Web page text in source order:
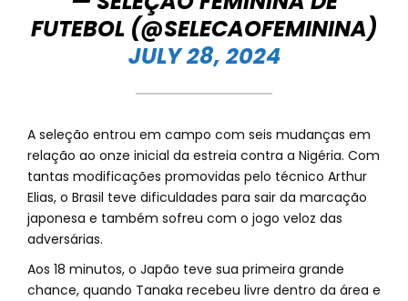
FUTEBOL (@SELECAOFEMININA)
JULY 28, 2024
A seleção entrou em campo com seis mudanças em
relação ao onze inicial da estreia contra a Nigéria. Com
tantas modificações promovidas pelo técnico Arthur
Elias, o Brasil teve dificuldades para sair da marcação
japonesa e também sofreu com o jogo veloz das
adversárias.
Aos 18 minutos, o Japão teve sua primeira grande
chance, quando Tanaka recebeu livre dentro da área e